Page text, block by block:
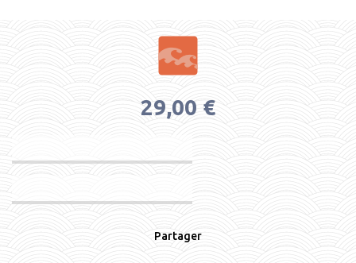
29,00 €
Partager